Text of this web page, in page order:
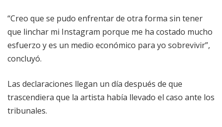
“Creo que se pudo enfrentar de otra forma sin tener
que linchar mi Instagram porque me ha costado mucho
esfuerzo y es un medio económico para yo sobrevivir”,
concluyó.
Las declaraciones llegan un día después de que
trascendiera que la artista había llevado el caso ante los
tribunales.